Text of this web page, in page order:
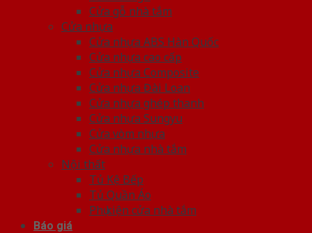
Cửa gỗ nhà tắm
Cửa nhựa
Cửa nhựa ABS Hàn Quốc
Cửa nhựa cao cấp
Cửa nhựa Composite
Cửa nhựa Đài Loan
Cửa nhựa ghép thanh
Cửa nhựa Sungyu
Cửa vòm nhựa
Cửa nhựa nhà tắm
Nội thất
Tủ Kệ Bếp
Tủ Quần Áo
Phụ kiện cửa nhà tắm
Báo giá